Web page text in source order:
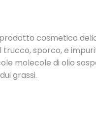
cosmetico
sporco, e
molecole di olio
grassi.